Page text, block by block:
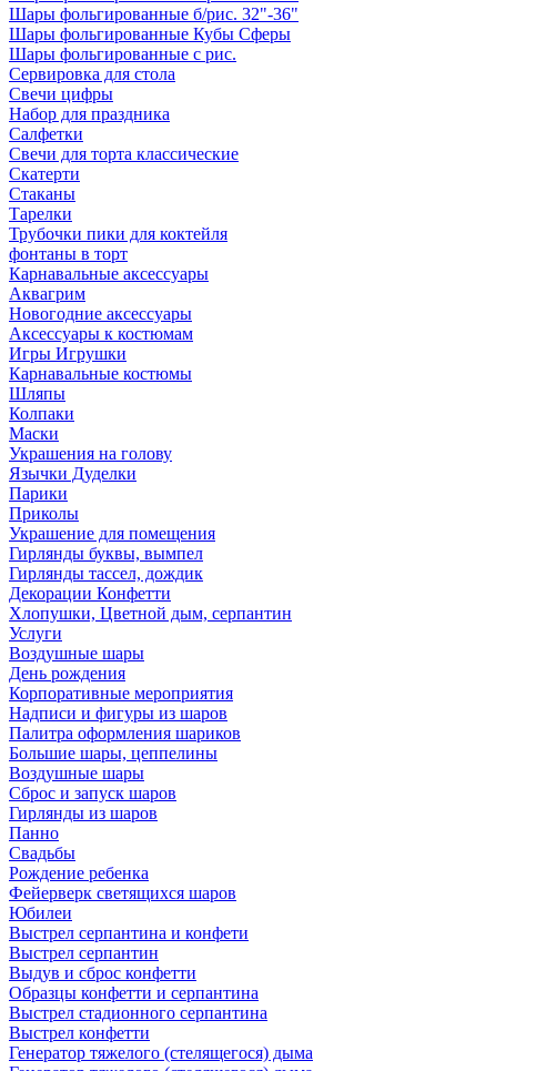
Шары фольгированные б/рис. 32"-36"
Шары фольгированные Кубы Сферы
Шары фольгированные с рис.
Сервировка для стола
Свечи цифры
Набор для праздника
Салфетки
Свечи для торта классические
Скатерти
Стаканы
Тарелки
Трубочки пики для коктейля
фонтаны в торт
Карнавальные аксессуары
Аквагрим
Новогодние аксессуары
Аксессуары к костюмам
Игры Игрушки
Карнавальные костюмы
Шляпы
Колпаки
Маски
Украшения на голову
Язычки Дуделки
Парики
Приколы
Украшение для помещения
Гирлянды буквы, вымпел
Гирлянды тассел, дождик
Декорации Конфетти
Хлопушки, Цветной дым, серпантин
Услуги
Воздушные шары
День рождения
Корпоративные мероприятия
Надписи и фигуры из шаров
Палитра оформления шариков
Большие шары, цеппелины
Воздушные шары
Сброс и запуск шаров
Гирлянды из шаров
Панно
Свадьбы
Рождение ребенка
Фейерверк светящихся шаров
Юбилеи
Выстрел серпантина и конфети
Выстрел серпантин
Выдув и сброс конфетти
Образцы конфетти и серпантина
Выстрел стадионного серпантина
Выстрел конфетти
Генератор тяжелого (стелящегося) дыма